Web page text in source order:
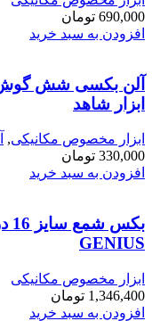
690,000 تومان
افزودن به سبد خرید
ابزار شاهد
ابزار مخصوص مکانیکی,
330,000 تومان
افزودن به سبد خرید
GENIUS
ابزار مخصوص مکانیکی
1,346,400 تومان
افزودن به سبد خرید